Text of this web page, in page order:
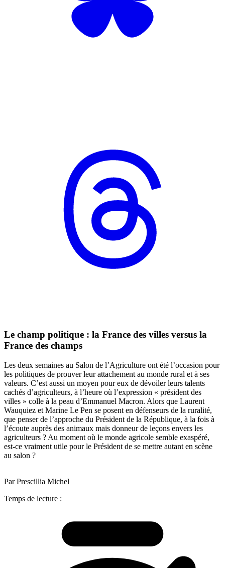
Le champ politique : la France des villes versus la
France des champs
Les deux semaines au Salon de l’Agriculture ont été l’occasion pour
les politiques de prouver leur attachement au monde rural et à ses
valeurs. C’est aussi un moyen pour eux de dévoiler leurs talents
cachés d’agriculteurs, à l’heure où l’expression « président des
villes » colle à la peau d’Emmanuel Macron. Alors que Laurent
Wauquiez et Marine Le Pen se posent en défenseurs de la ruralité,
que penser de l’approche du Président de la République, à la fois à
l’écoute auprès des animaux mais donneur de leçons envers les
agriculteurs ? Au moment où le monde agricole semble exaspéré,
est-ce vraiment utile pour le Président de se mettre autant en scène
au salon ?
Par Prescillia Michel
Temps de lecture :